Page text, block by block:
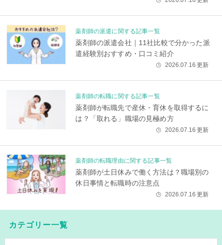
薬剤師の派遣に関する記事一覧
薬剤師の派遣会社｜11社比較で分かった派
遣経験別おすすめ・口コミ紹介
🕒 2026.07.16 更新
薬剤師の転職に関する記事一覧
薬剤師が転職先で産休・育休を取得するに
は？「取れる」職場の見極め方
🕒 2026.07.16 更新
薬剤師の転職理由に関する記事一覧
薬剤師が土日休みで働く方法は？職場別の
休日事情と転職時の注意点
🕒 2026.07.16 更新
カテゴリー一覧